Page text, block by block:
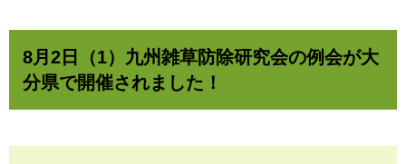
8月2日（1）九州雑草防除研究会の例会が大
分県で開催されました！